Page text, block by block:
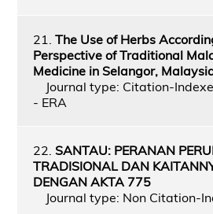
21. The Use of Herbs
Perspective of Traditional
Medicine in Selangor,
Journal type: Citation-
- ERA
22. SANTAU: PERANAN
TRADISIONAL DAN
DENGAN AKTA 775
Journal type: Non Citation-